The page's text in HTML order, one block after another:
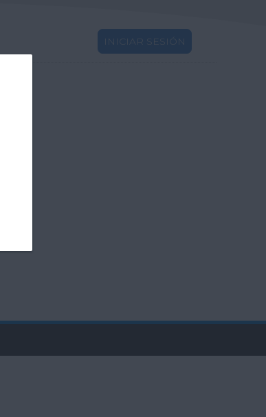
INICIAR SESIÓN